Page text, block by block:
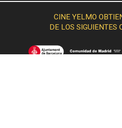
CINE YELMO
DE LOS SIGUIENTES